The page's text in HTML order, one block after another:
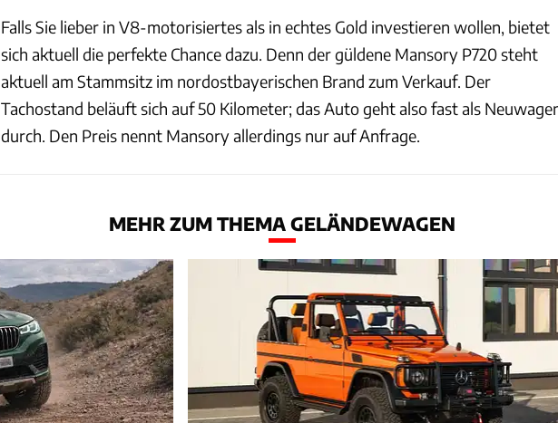
Falls Sie lieber in V8-motorisiertes als in echtes Gold investieren wollen, bietet
sich aktuell die perfekte Chance dazu. Denn der güldene Mansory P720 steht
aktuell am Stammsitz im nordostbayerischen Brand zum Verkauf. Der
Tachostand beläuft sich auf 50 Kilometer; das Auto geht also fast als
durch. Den Preis nennt Mansory allerdings nur auf Anfrage.
MEHR ZUM THEMA GELÄNDEWAGEN